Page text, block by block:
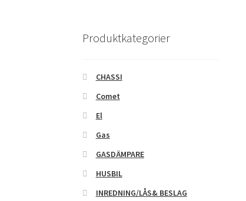
Produktkategorier
CHASSI
Comet
El
Gas
GASDÄMPARE
HUSBIL
INREDNING/LÅS& BESLAG